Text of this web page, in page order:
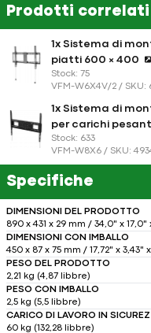
Prodotti correlati
1x Sistema di montaggio a parete fisso per schermi
piatti 600 × 400
Stock: 75
VFM-W6X4V/2
1x Sistema di montaggio a parete per schermi piatti
per carichi
Stock: 633
VFM-W8X6 / SKU:
Specifiche
DIMENSIONI DEL PRODOTTO
890 x 431 x 29 mm / 34,0" x
DIMENSIONI CON IMBALLO
450 x 87 x 75 mm / 17,72" x 3,43"
PESO DEL PRODOTTO
2,21 kg (4,87 libbre)
PESO CON IMBALLO
2,5 kg (5,5 libbre)
CARICO DI LAVORO IN
60 kg (132,28 libbre)